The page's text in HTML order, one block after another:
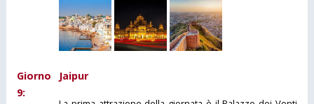
Giorno
9:
Jaipur